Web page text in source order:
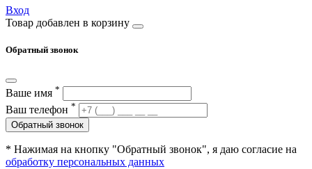
Вход
Товар добавлен в корзину
Обратный звонок
Ваше имя *
Ваш телефон *
Обратный звонок
* Нажимая на кнопку "Обратный звонок", я даю согласие на
обработку персональных данных